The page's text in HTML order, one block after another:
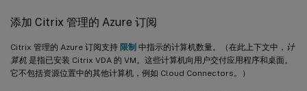
添加 Citrix 管理的 Azure 订阅
Citrix 管理的 Azure 订阅支持 限制 中指示的计算机数量。（在此上下文中， 计
算机 是指已安装 Citrix VDA 的 VM。这些计算机向用户交付应用程序和桌面。
它不包括资源位置中的其他计算机，例如 Cloud Connectors。）